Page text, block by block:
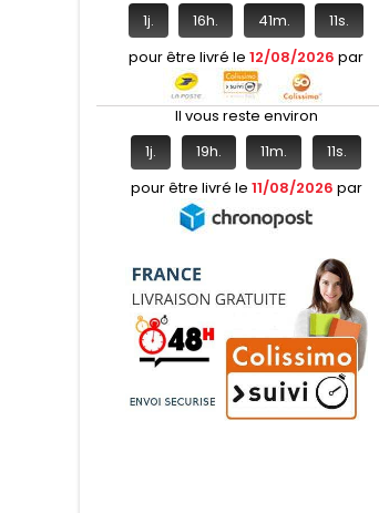
1j. 16h. 41m. 11s.
pour être livré le 12/08/2026 par
Il vous reste environ
1j. 19h. 11m. 11s.
pour être livré le 11/08/2026 par